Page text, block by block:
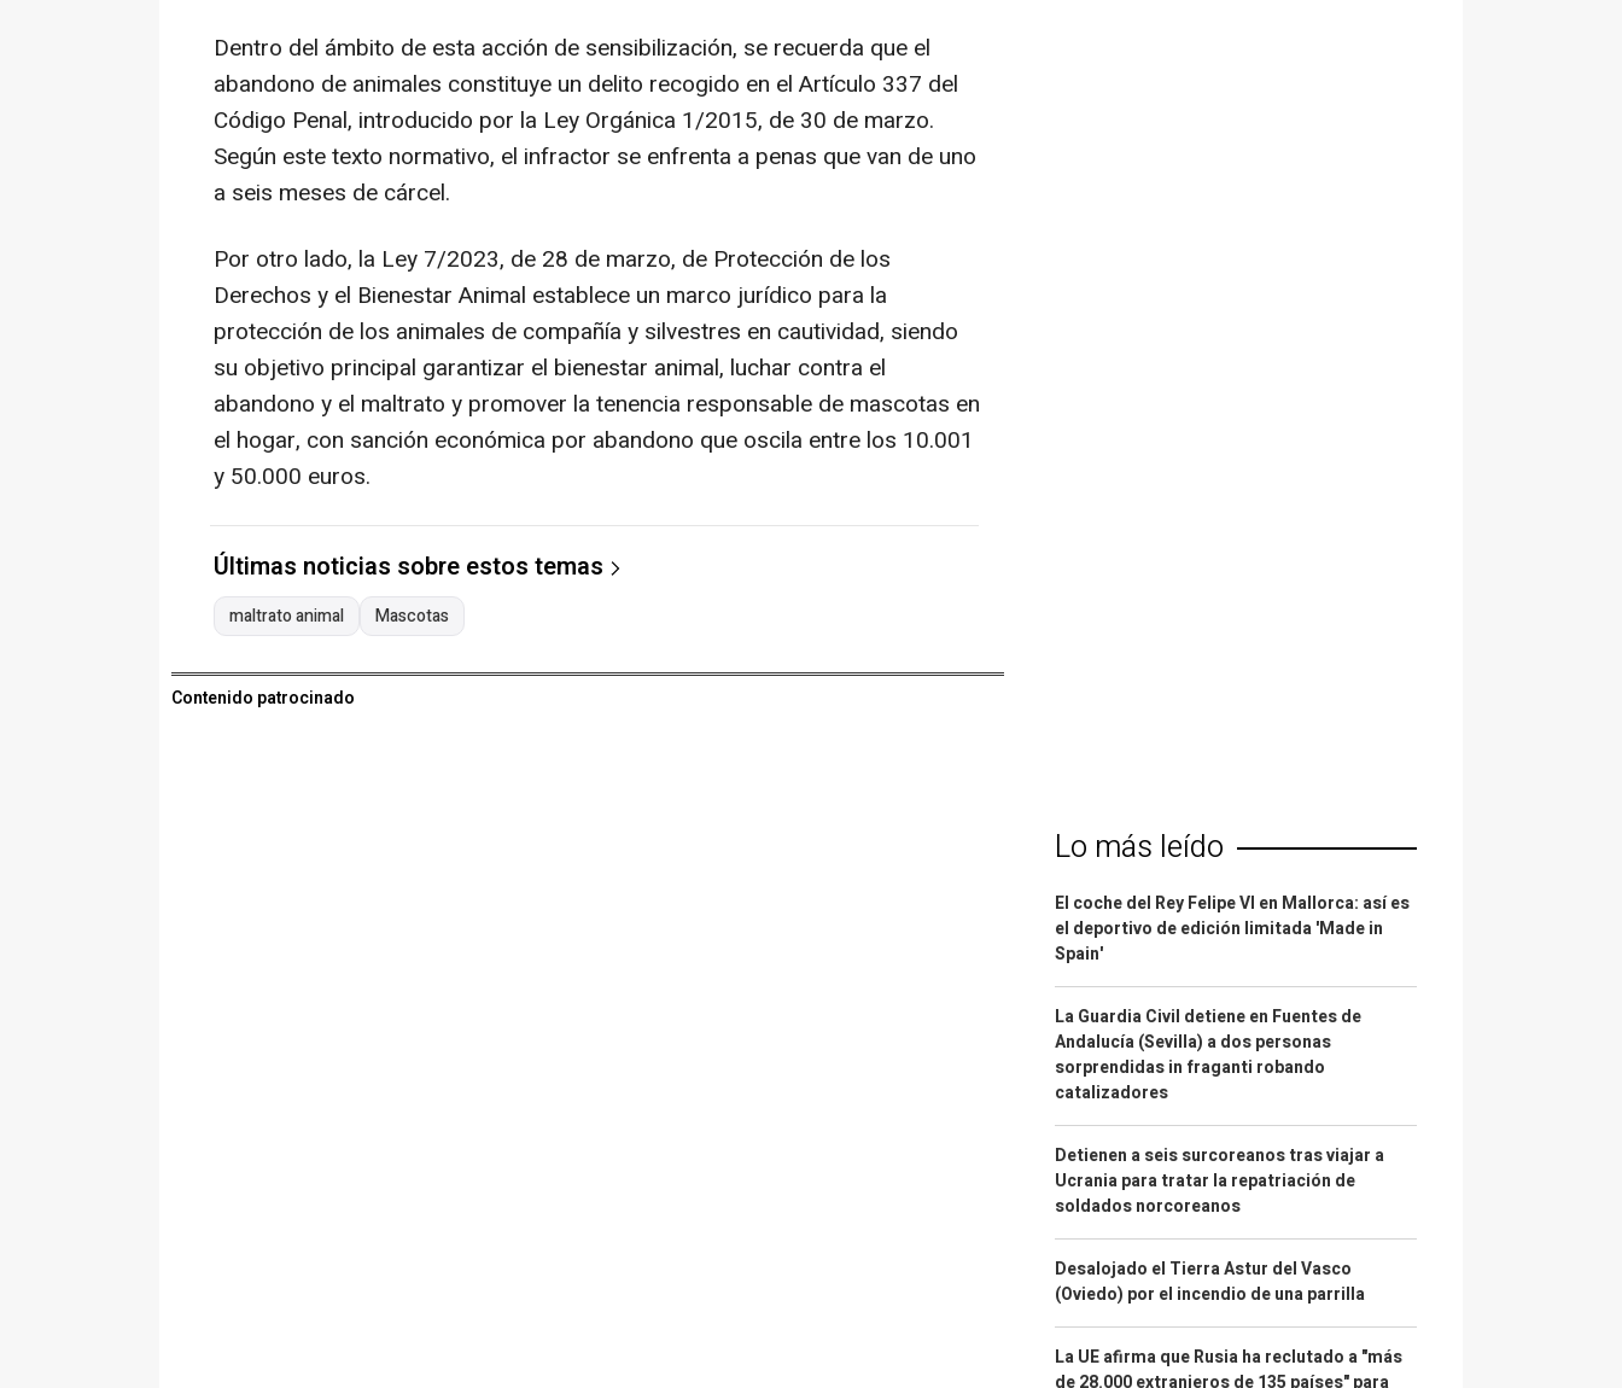
Dentro del ámbito de esta acción de sensibilización, se recuerda que el
abandono de animales constituye un delito recogido en el Artículo 337 del
Código Penal, introducido por la Ley Orgánica 1/2015, de 30 de marzo.
Según este texto normativo, el infractor se enfrenta a penas que van de uno
a seis meses de cárcel.
Por otro lado, la Ley 7/2023, de 28 de marzo, de Protección de los
Derechos y el Bienestar Animal establece un marco jurídico para la
protección de los animales de compañía y silvestres en cautividad, siendo
su objetivo principal garantizar el bienestar animal, luchar contra el
abandono y el maltrato y promover la tenencia responsable de mascotas en
el hogar, con sanción económica por abandono que oscila entre los 10.001
y 50.000 euros.
Últimas noticias sobre estos temas
maltrato animal Mascotas
Contenido patrocinado
Lo más leído
El coche del Rey Felipe VI en Mallorca: así es
el deportivo de edición limitada 'Made in
Spain'
La Guardia Civil detiene en Fuentes de
Andalucía (Sevilla) a dos personas
sorprendidas in fraganti robando
catalizadores
Detienen a seis surcoreanos tras viajar a
Ucrania para tratar la repatriación de
soldados norcoreanos
Desalojado el Tierra Astur del Vasco
(Oviedo) por el incendio de una parrilla
La UE afirma que Rusia ha reclutado a "más
de 28.000 extranjeros de 135 países" para